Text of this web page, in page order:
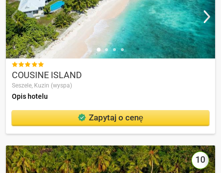
TRZYMAĆ

COUSINE ISLAND
Seszele, Kuzin (wyspa)
Opis hotelu
Zapytaj o cenę
10